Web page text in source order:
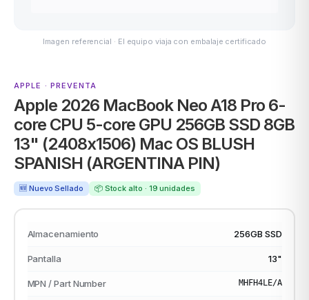
ACER
Imagen referencial · El equipo viaja con embalaje certificado
APPLE · PREVENTA
Apple 2026 MacBook Neo A18 Pro 6-
core CPU 5-core GPU 256GB SSD 8GB
13" (2408x1506) Mac OS BLUSH
SPANISH (ARGENTINA PIN)
🆕 Nuevo Sellado 📦 Stock alto · 19 unidades
Almacenamiento 256GB SSD
Pantalla 13"
MPN / Part Number MHFH4LE/A